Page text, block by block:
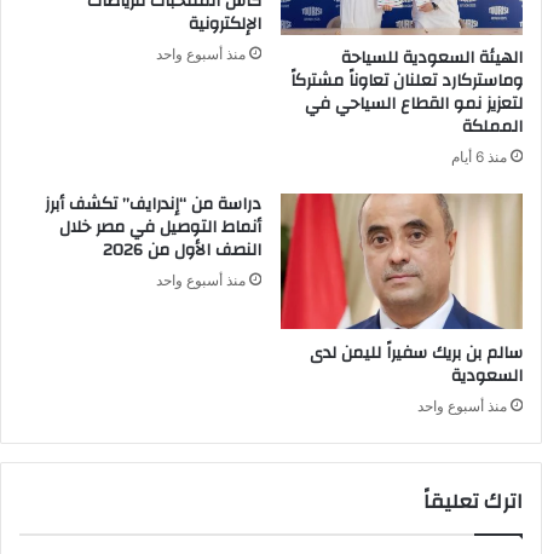
الهيئة السعودية للسياحة
وماستركارد تعلنان تعاوناً مشتركاً
لتعزيز نمو القطاع السياحي في
المملكة
منذ 6 أيام
الإلكترونية
منذ أسبوع واحد
سالم بن بريك سفيراً لليمن لدى
السعودية
منذ أسبوع واحد
دراسة من “إندرايف” تكشف أبرز
أنماط التوصيل في مصر خلال
النصف الأول من 2026
منذ أسبوع واحد
اترك تعليقاً